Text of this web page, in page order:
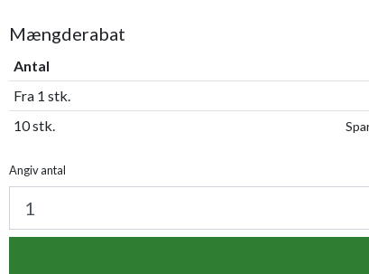
Mængderabat
Antal
Fra 1 stk.
10 stk.
Angiv antal